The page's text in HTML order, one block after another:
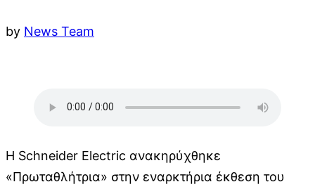
by News Team
Η Schneider Electric ανακηρύχθηκε
«Πρωταθλήτρια» στην εναρκτήρια έκθεση του